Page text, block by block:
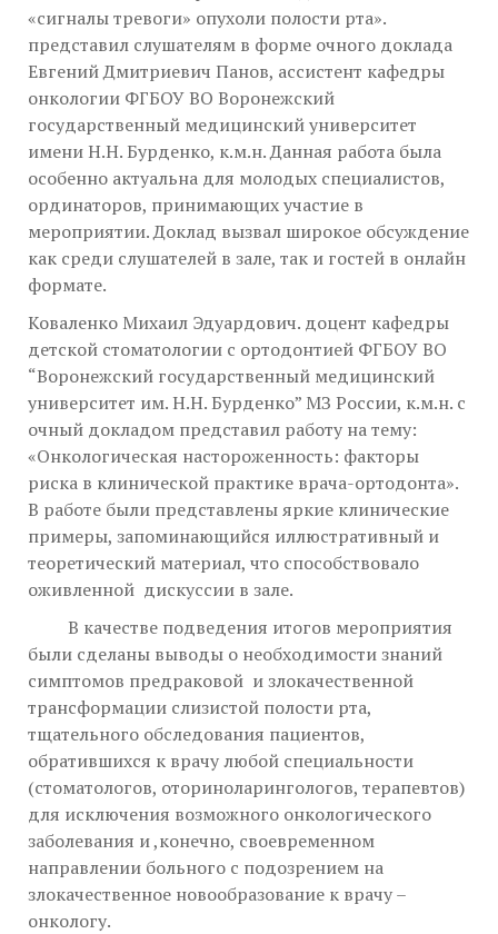
«сигналы тревоги» опухоли полости рта».
представил слушателям в форме очного доклада
Евгений Дмитриевич Панов, ассистент кафедры
онкологии ФГБОУ ВО Воронежский
государственный медицинский университет
имени Н.Н. Бурденко, к.м.н. Данная работа была
особенно актуальна для молодых специалистов,
ординаторов, принимающих участие в
мероприятии. Доклад вызвал широкое обсуждение
как среди слушателей в зале, так и гостей в онлайн
формате.
Коваленко Михаил Эдуардович. доцент кафедры
детской стоматологии с ортодонтией ФГБОУ ВО
“Воронежский государственный медицинский
университет им. Н.Н. Бурденко” МЗ России, к.м.н. с
очный докладом представил работу на тему:
«Онкологическая настороженность: факторы
риска в клинической практике врача-ортодонта».
В работе были представлены яркие клинические
примеры, запоминающийся иллюстративный и
теоретический материал, что способствовало
оживленной дискуссии в зале.
В качестве подведения итогов мероприятия
были сделаны выводы о необходимости знаний
симптомов предраковой и злокачественной
трансформации слизистой полости рта,
тщательного обследования пациентов,
обратившихся к врачу любой специальности
(стоматологов, оториноларингологов, терапевтов)
для исключения возможного онкологического
заболевания и ,конечно, своевременном
направлении больного с подозрением на
злокачественное новообразование к врачу –
онкологу.